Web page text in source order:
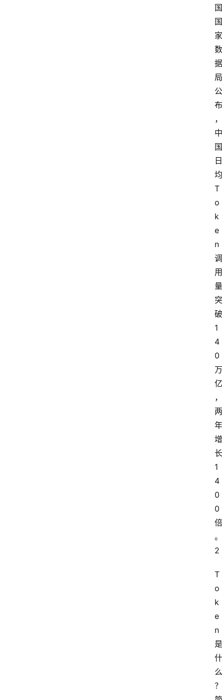
国
国
家
数
据
局
公
布
，
中
国
日
均
T
o
k
e
n
调
用
量
突
破
1
4
0
万
亿
，
两
年
增
长
1
4
0
0
倍
。
2
T
o
k
e
n
是
什
么
？